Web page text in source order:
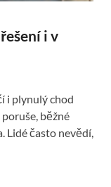
i v
i plynulý chod
běžné
Lidé často nevědí,